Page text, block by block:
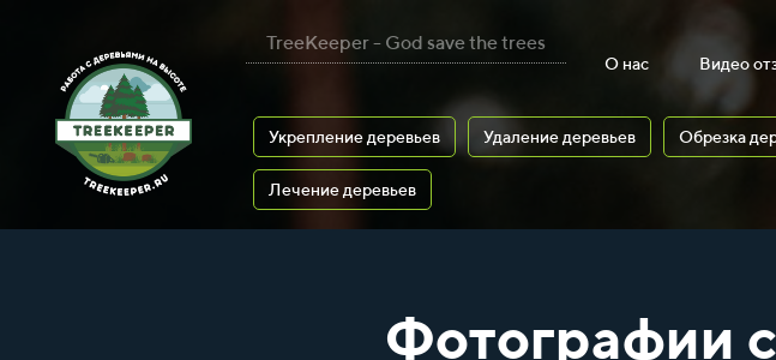
TreeKeeper - God save the trees
О нас Видео
Укрепление деревьев Удаление деревьев Обрезка
Лечение деревьев
Фотографии